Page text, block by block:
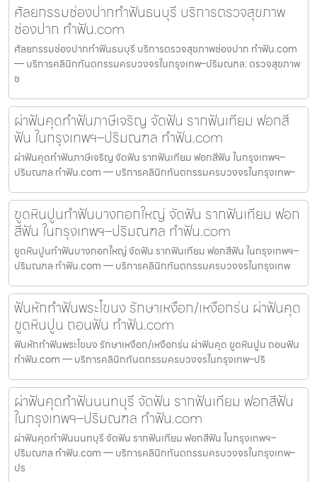
ศัลยกรรมช่องปากทำฟันธนบุรี บริการตรวจสุขภาพ
ช่องปาก ทำฟัน.com
ศัลยกรรมช่องปากทำฟันธนบุรี บริการตรวจสุขภาพช่องปาก ทำฟัน.com
— บริการคลินิกทันตกรรมครบวงจรในกรุงเทพ–ปริมณฑล: ตรวจสุขภาพ
ช
ผ่าฟันคุดทำฟันภาษีเจริญ จัดฟัน รากฟันเทียม ฟอกสี
ฟัน ในกรุงเทพฯ–ปริมณฑล ทำฟัน.com
ผ่าฟันคุดทำฟันภาษีเจริญ จัดฟัน รากฟันเทียม ฟอกสีฟัน ในกรุงเทพฯ–
ปริมณฑล ทำฟัน.com — บริการคลินิกทันตกรรมครบวงจรในกรุงเทพ–
ขูดหินปูนทำฟันบางกอกใหญ่ จัดฟัน รากฟันเทียม ฟอก
สีฟัน ในกรุงเทพฯ–ปริมณฑล ทำฟัน.com
ขูดหินปูนทำฟันบางกอกใหญ่ จัดฟัน รากฟันเทียม ฟอกสีฟัน ในกรุงเทพฯ–
ปริมณฑล ทำฟัน.com — บริการคลินิกทันตกรรมครบวงจรในกรุงเทพ
ฟันหักทำฟันพระโขนง รักษาเหงือก/เหงือกร่น ผ่าฟันคุด
ขูดหินปูน ถอนฟัน ทำฟัน.com
ฟันหักทำฟันพระโขนง รักษาเหงือก/เหงือกร่น ผ่าฟันคุด ขูดหินปูน ถอนฟัน
ทำฟัน.com — บริการคลินิกทันตกรรมครบวงจรในกรุงเทพ–ปริ
ผ่าฟันคุดทำฟันนนทบุรี จัดฟัน รากฟันเทียม ฟอกสีฟัน
ในกรุงเทพฯ–ปริมณฑล ทำฟัน.com
ผ่าฟันคุดทำฟันนนทบุรี จัดฟัน รากฟันเทียม ฟอกสีฟัน ในกรุงเทพฯ–
ปริมณฑล ทำฟัน.com — บริการคลินิกทันตกรรมครบวงจรในกรุงเทพ–
ปร